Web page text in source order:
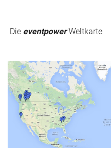
Die eventpowerWeltkarte